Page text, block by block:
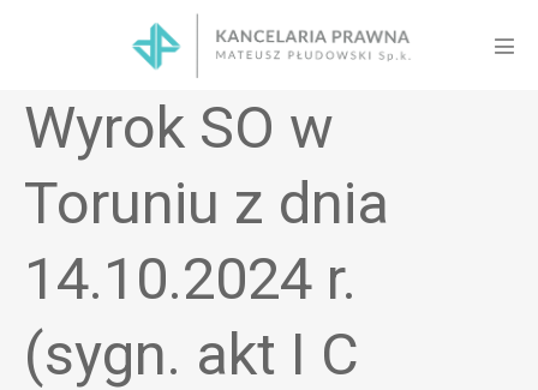
Wyrok SO w
Toruniu z dnia
14.10.2024 r.
(sygn. akt I C